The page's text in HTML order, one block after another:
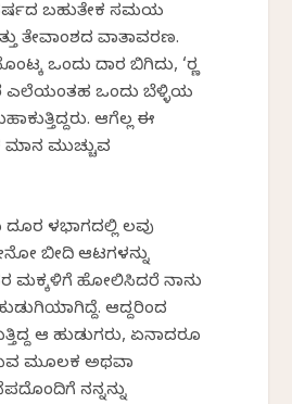
ಬಹುತೇಕ ಸಮಯ
ತೇವಾಂಶದ ವಾತಾವರಣ.
ಒಂದು ದಾರ ಬಿಗಿದು, ‘ರ‍್ಣ
ಎಲೆಯಂತಹ ಒಂದು ಬೆಳ್ಳಿಯ
ಆಗೆಲ್ಲ ಈ
ಮುಚ್ಚುವ
ಕೆಳಭಾಗದಲ್ಲಿ ಕೆಲವು
ಬೀದಿ ಆಟಗಳನ್ನು
ಮಕ್ಕಳಿಗೆ ಹೋಲಿಸಿದರೆ ನಾನು
ಆದ್ದರಿಂದ
ಆ ಹುಡುಗರು, ಏನಾದರೂ
ಮೂಲಕ ಅಥವಾ
ನನ್ನನ್ನು